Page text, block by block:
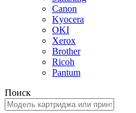
Canon
Kyocera
OKI
Xerox
Brother
Ricoh
Pantum
Поиск